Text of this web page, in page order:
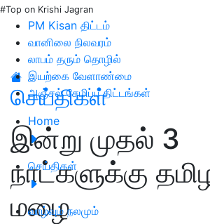
#Top on Krishi Jagran
PM Kisan திட்டம்
வானிலை நிலவரம்
லாபம் தரும் தொழில்
இயற்கை வேளாண்மை
அஞ்சல் சேமிப்பு திட்டங்கள்
Home
செய்திகள்
வாழ்வும் நலமும்
செய்திகள்
இன்று முதல் 3
நாட்களுக்கு
மழை